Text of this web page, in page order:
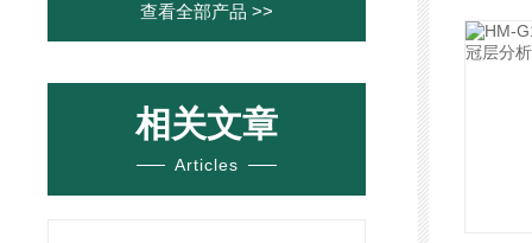
查看全部产品 >>
相关文章
Articles